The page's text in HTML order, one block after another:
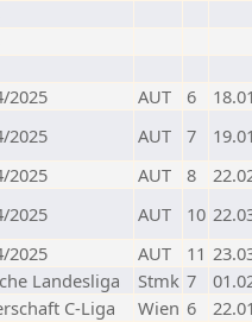
2025 AUT 6
2025 AUT 7
2025 AUT 8
2025 AUT 10
2025 AUT 11
Landesliga Stmk 7
C-Liga Wien 6